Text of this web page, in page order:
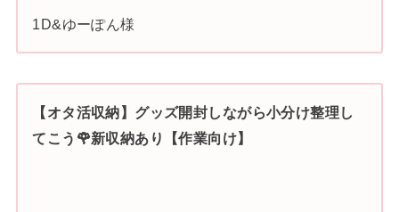
1D&ゆーぽん様
【オタ活収納】グッズ開封しながら小分け整理し
てこう🌹新収納あり【作業向け】